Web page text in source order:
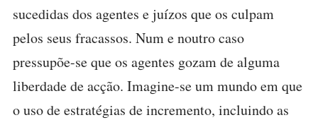
sucedidas dos agentes e juízos que os culpam
pelos seus fracassos. Num e noutro caso
pressupõe-se que os agentes gozam de alguma
liberdade de acção. Imagine-se um mundo em que
o uso de estratégias de incremento, incluindo as